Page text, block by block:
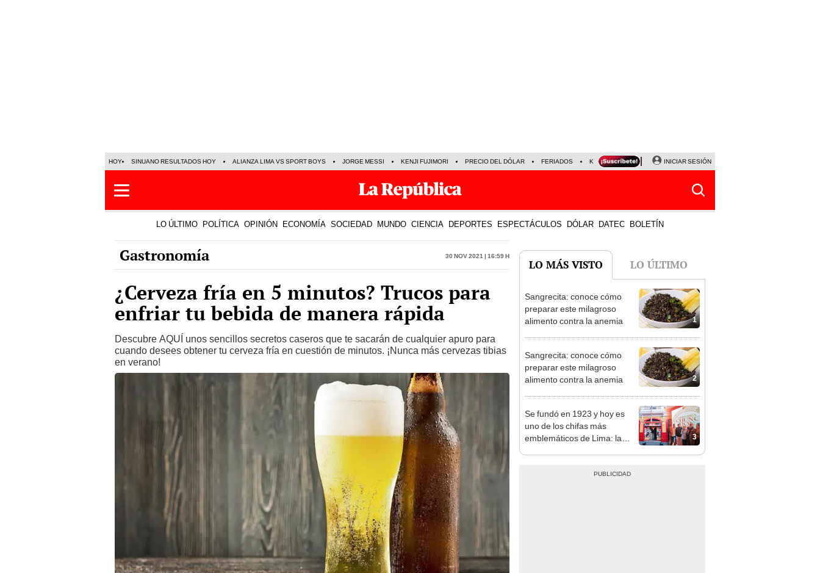
HOY SINUANO RESULTADOS HOY ALIANZA LIMA VS SPORT BOYS JORGE MESSI KENJI FUJIMORI PRECIO DEL DÓLAR FERIADOS KEIKO FUJIMORI NALDY SALDAÑA
INICIAR SESIÓN
LO ÚLTIMO POLÍTICA OPINIÓN ECONOMÍA SOCIEDAD MUNDO CIENCIA DEPORTES ESPECTÁCULOS DÓLAR DATEC BOLETÍN
Gastronomía 30 Nov 2021 | 16:59 h
¿Cerveza fría en 5 minutos? Trucos para
enfriar tu bebida de manera rápida
Descubre AQUÍ unos sencillos secretos caseros que te sacarán de cualquier apuro para
cuando desees obtener tu cerveza fría en cuestión de minutos. ¡Nunca más cervezas tibias
en verano!
LO MÁS VISTO LO ÚLTIMO
1
Sangrecita: conoce cómo
preparar este milagroso
alimento contra la anemia
2
Sangrecita: conoce cómo
preparar este milagroso
alimento contra la anemia
3
Se fundó en 1923 y hoy es
uno de los chifas más
emblemáticos de Lima: la